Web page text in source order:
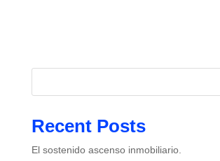
Recent Posts
El sostenido ascenso inmobiliario.